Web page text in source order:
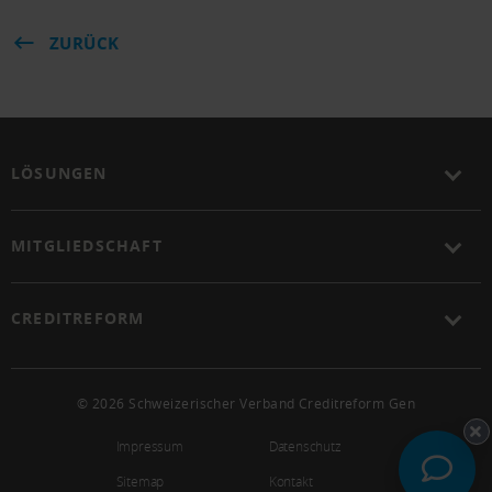
ZURÜCK
LÖSUNGEN
MITGLIEDSCHAFT
CREDITREFORM
© 2026 Schweizerischer Verband Creditreform Gen
Impressum
Datenschutz
Sitemap
Kontakt